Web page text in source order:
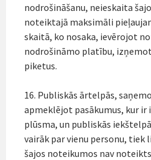
nodrošināšanu, neieskaita
noteiktajā maksimāli
skaitā, ko nosaka, ievērojot
nodrošināmo platību,
piketus.
16. Publiskās ārtelpās,
apmeklējot pasākumus, kur ir
plūsma, un publiskās
vairāk par vienu personu, tiek
šajos noteikumos nav